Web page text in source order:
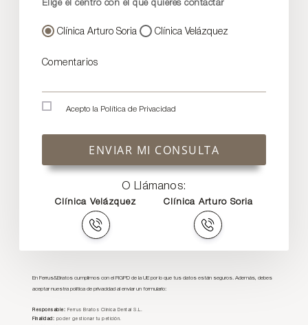
Elige el centro con el que quieres contactar
Clínica Arturo Soria Clínica Velázquez
Comentarios
Acepto la Política de Privacidad
ENVIAR MI CONSULTA
O Llámanos:
Clínica Velázquez Clínica Arturo Soria
En Ferrus&Bratos cumplimos con el RGPD de la UE por lo que tus datos están seguros. Además, debes
aceptar nuestra política de privacidad al enviar un formulario:
Responsable: Ferrus Bratos Clínica Dental S.L.
Finalidad: poder gestionar tu petición.